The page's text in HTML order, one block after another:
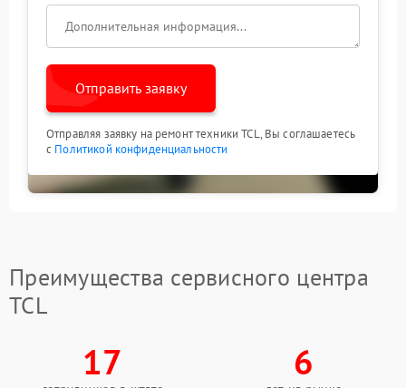
Отправить заявку
Отправляя заявку на ремонт техники TCL, Вы соглашаетесь
с Политикой конфиденциальности
Преимущества сервисного центра
TCL
17 6